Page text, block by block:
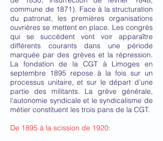
commune de 1871). Face à la structuration
du patronat, les premières organisations
ouvrières se mettent en place. Les congrès
qui se succèdent vont voir apparaître
différents courants dans une période
marquée par des grèves et la répression.
La fondation de la CGT à Limoges en
septembre 1895 repose à la fois sur un
processus unitaire, et sur le départ d’une
partie des militants. La grève générale,
l’autonomie syndicale et le syndicalisme de
métier constituent les trois pans de la CGT.
De 1895 à la scission de 1920: